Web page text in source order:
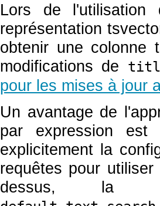
Lors de l'utilisation
représentation
obtenir une colonne
modifications de
pour les mises à jour
Un avantage de
par expression est
explicitement la
requêtes pour
dessus, la